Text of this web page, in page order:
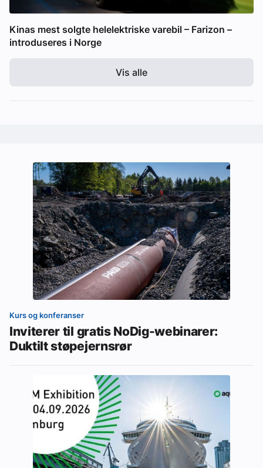
Kinas mest solgte helelektriske varebil – Farizon –
introduseres i Norge
Vis alle
Kurs og konferanser
Inviterer til gratis NoDig-webinarer:
Duktilt støpejernsrør